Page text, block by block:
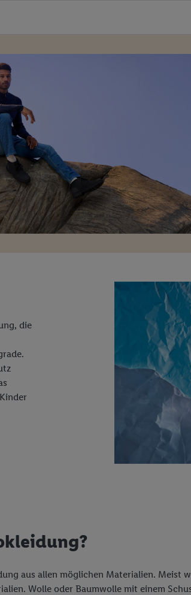
die
aus allen möglichen Materialien. Meist
Wolle oder Baumwolle mit einem